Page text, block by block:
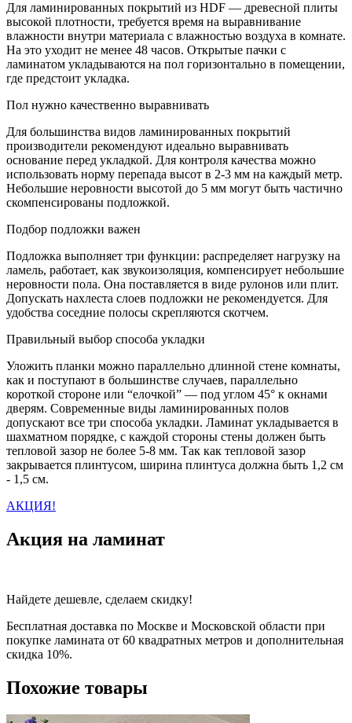
Для ламинированных покрытий из HDF — древесной плиты
высокой плотности, требуется время на выравнивание
влажности внутри материала с влажностью воздуха в комнате.
На это уходит не менее 48 часов. Открытые пачки с
ламинатом укладываются на пол горизонтально в помещении,
где предстоит укладка.
Пол нужно качественно выравнивать
Для большинства видов ламинированных покрытий
производители рекомендуют идеально выравнивать
основание перед укладкой. Для контроля качества можно
использовать норму перепада высот в 2-3 мм на каждый метр.
Небольшие неровности высотой до 5 мм могут быть частично
скомпенсированы подложкой.
Подбор подложки важен
Подложка выполняет три функции: распределяет нагрузку на
ламель, работает, как звукоизоляция, компенсирует небольшие
неровности пола. Она поставляется в виде рулонов или плит.
Допускать нахлеста слоев подложки не рекомендуется. Для
удобства соседние полосы скрепляются скотчем.
Правильный выбор способа укладки
Уложить планки можно параллельно длинной стене комнаты,
как и поступают в большинстве случаев, параллельно
короткой стороне или “елочкой” — под углом 45° к окнами
дверям. Современные виды ламинированных полов
допускают все три способа укладки. Ламинат укладывается в
шахматном порядке, с каждой стороны стены должен быть
тепловой зазор не более 5-8 мм. Так как тепловой зазор
закрывается плинтусом, ширина плинтуса должна быть 1,2 см
- 1,5 см.
АКЦИЯ!
Акция на ламинат
Найдете дешевле, сделаем скидку!
Бесплатная доставка по Москве и Московской области при
покупке ламината от 60 квадратных метров и дополнительная
скидка 10%.
Похожие товары